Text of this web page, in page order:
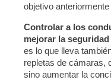
objetivo
Controlar a los
mejorar la
es lo que lleva
repletas de cámaras,
sino aumentar la